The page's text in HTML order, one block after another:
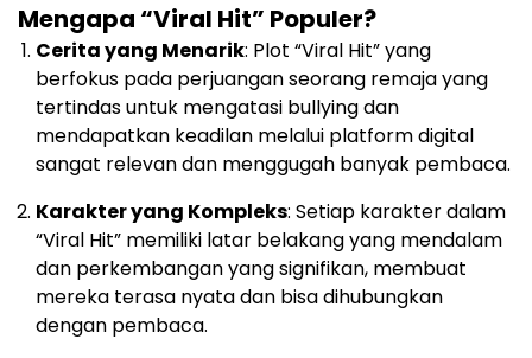
Mengapa “Viral Hit” Populer?
Cerita yang Menarik: Plot “Viral Hit” yang
berfokus pada perjuangan seorang remaja yang
tertindas untuk mengatasi bullying dan
mendapatkan keadilan melalui platform digital
sangat relevan dan menggugah banyak pembaca.
Karakter yang Kompleks: Setiap karakter dalam
“Viral Hit” memiliki latar belakang yang mendalam
dan perkembangan yang signifikan, membuat
mereka terasa nyata dan bisa dihubungkan
dengan pembaca.